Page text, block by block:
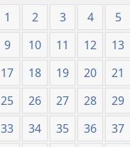
1 2 3 4 5
9
10 11 12 13
17
18 19 20 21
25
26 27 28 29
33
34 35 36 37